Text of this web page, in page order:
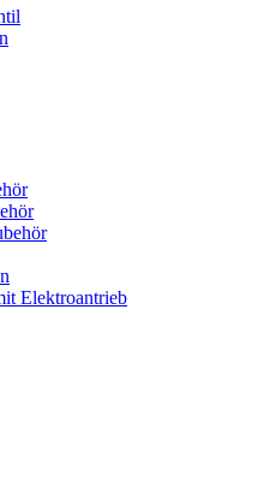
Elektroantrieb